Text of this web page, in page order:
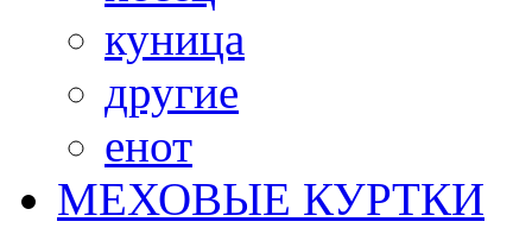
куница
другие
енот
МЕХОВЫЕ КУРТКИ